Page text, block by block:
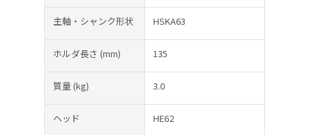
主軸・シャンク形状 HSKA63
ホルダ長さ (mm) 135
質量(kg) 3.0
ヘッド HE62